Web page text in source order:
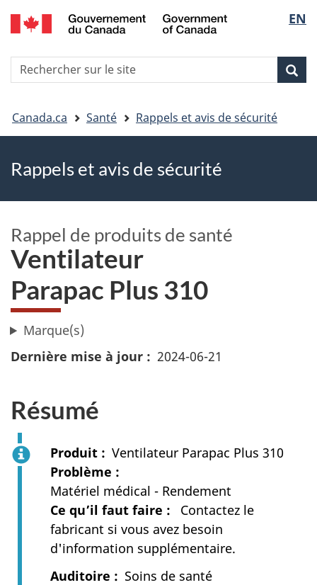
Skip
to
Skip
to
Passer
à
HTML
de
la
EN
Recherche
Vous
êtes
ici
Canada.ca Santé Rappels et avis de sécurité
Rappels et avis de sécurité
Rappel de produits de santé
Ventilateur
Parapac Plus 310
Marque(s)
Dernière mise à jour
2024-06-21
Résumé
Produit
Ventilateur Parapac Plus 310
Problème
Matériel médical - Rendement
Ce qu’il faut faire
Contactez le
fabricant si vous avez besoin
d'information supplémentaire.
Auditoire
Soins de santé